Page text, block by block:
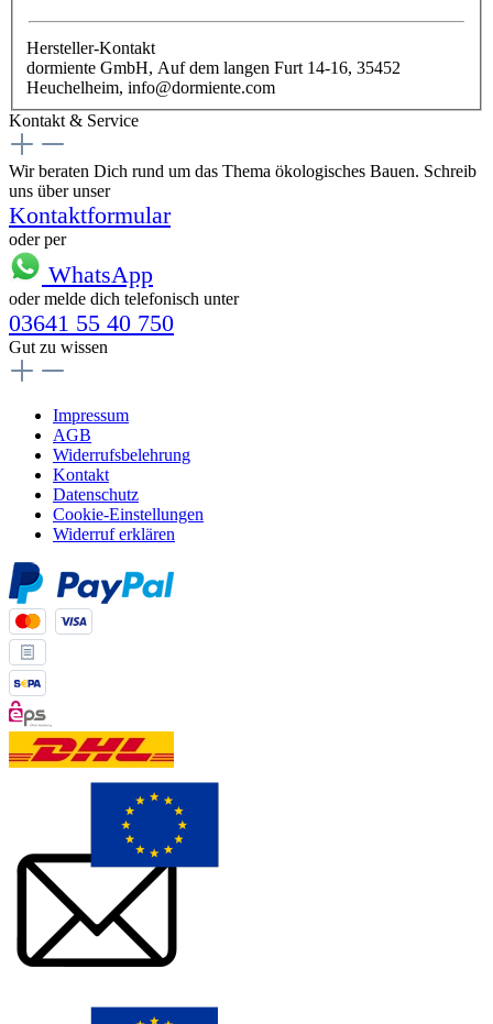
Hersteller-Kontakt
dormiente GmbH, Auf dem langen Furt 14-16, 35452
Heuchelheim, info@dormiente.com
Kontakt & Service
Wir beraten Dich rund um das Thema ökologisches Bauen. Schreib
uns über unser
Kontaktformular
oder per
WhatsApp
oder melde dich telefonisch unter
03641 55 40 750
Gut zu wissen
Impressum
AGB
Widerrufsbelehrung
Kontakt
Datenschutz
Cookie-Einstellungen
Widerruf erklären